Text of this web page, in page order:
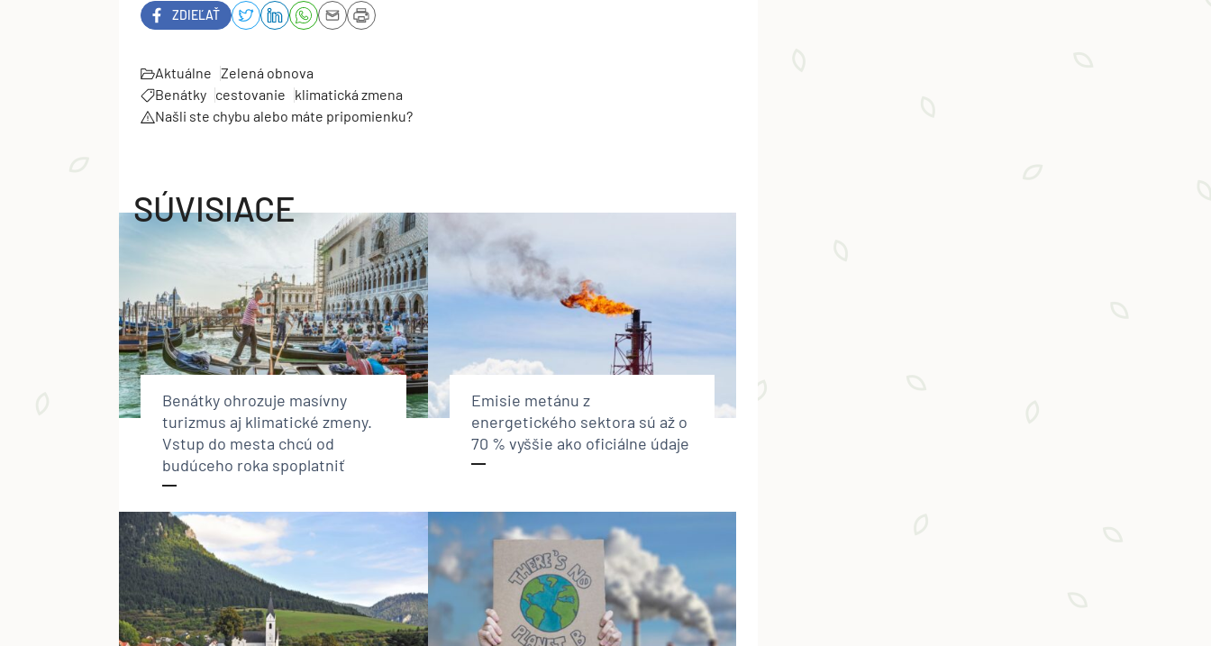
ZDIEĽAŤ
Aktuálne Zelená obnova
Benátky cestovanie
klimatická zmena
Našli ste chybu alebo máte pripomienku?
SÚVISIACE
Benátky ohrozuje masívny
turizmus aj klimatické zmeny.
Vstup do mesta chcú od
budúceho roka spoplatniť
Emisie metánu z
energetického sektora sú až o
70 % vyššie ako oficiálne údaje